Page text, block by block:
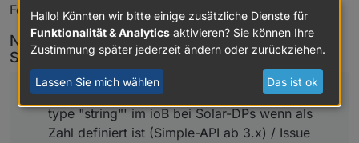
Fehler mehr aufgetreten sind:
Neues Release des Wetterstation WLAN-
Skriptes auf GitHubV3.6.3
~ Fix 'has to be type "number" but received
type "string"' im ioB bei Solar-DPs wenn als
Zahl definiert ist (Simple-API ab 3.x) / Issue
Hallo! Könnten wir bitte einige zusätzliche Dienste für
Funktionalität & Analytics aktivieren? Sie können Ihre
Zustimmung später jederzeit ändern oder zurückziehen.
Lassen Sie mich wählen Das ist ok